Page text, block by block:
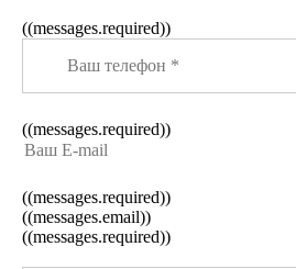
((messages.required))
((messages.required))
((messages.required))
((messages.email))
((messages.required))